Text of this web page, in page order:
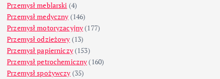
Przemysł meblarski (4)
Przemysł medyczny (146)
Przemysł motoryzacyjny (177)
Przemysł odzieżowy (13)
Przemysł papierniczy(153)
Przemysł petrochemiczny (160)
Przemysł spożywczy (35)